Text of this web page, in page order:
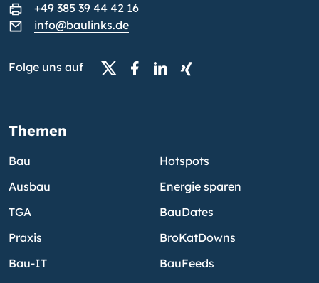
+49 385 39 44 42 16
info@baulinks.de
Folge uns auf
Themen
Bau
Ausbau
TGA
Praxis
Bau-IT
Hotspots
Energie sparen
BauDates
BroKatDowns
BauFeeds